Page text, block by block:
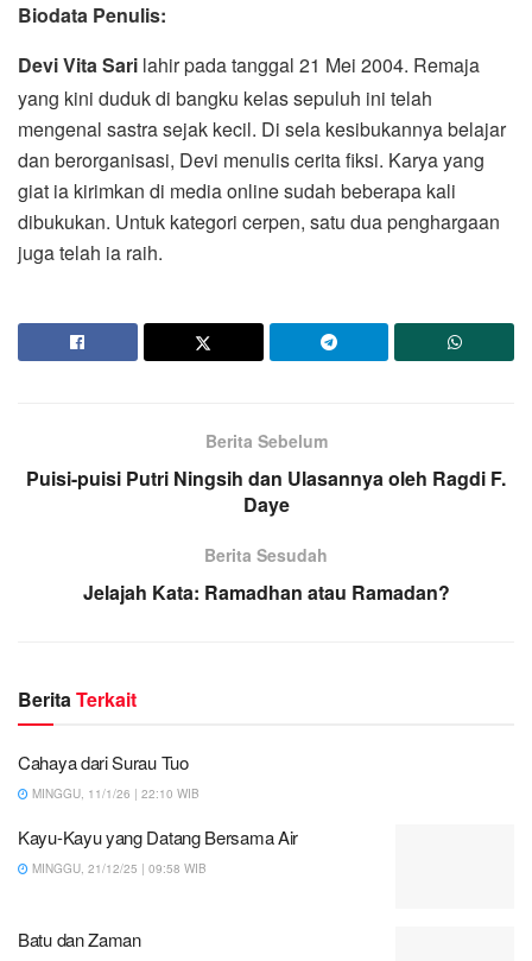
Biodata Penulis:
Devi Vita Sari lahir pada tanggal 21 Mei 2004. Remaja
yang kini duduk di bangku kelas sepuluh ini telah
mengenal sastra sejak kecil. Di sela kesibukannya belajar
dan berorganisasi, Devi menulis cerita fiksi. Karya yang
giat ia kirimkan di media online sudah beberapa kali
dibukukan. Untuk kategori cerpen, satu dua penghargaan
juga telah ia raih.
Berita Sebelum
Puisi-puisi Putri Ningsih dan Ulasannya oleh Ragdi F.
Daye
Berita Sesudah
Jelajah Kata: Ramadhan atau Ramadan?
BeritaTerkait
Cahaya dari Surau Tuo
MINGGU, 11/1/26 | 22:10 WIB
Kayu-Kayu yang Datang Bersama Air
MINGGU, 21/12/25 | 09:58 WIB
Batu dan Zaman